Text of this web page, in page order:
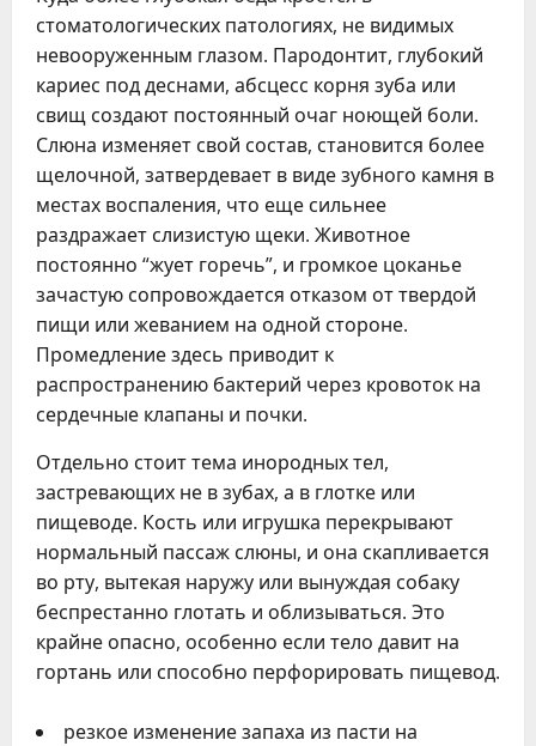
стоматологических патологиях, не видимых
невооруженным глазом. Пародонтит, глубокий
кариес под деснами, абсцесс корня зуба или
свищ создают постоянный очаг ноющей боли.
Слюна изменяет свой состав, становится более
щелочной, затвердевает в виде зубного камня в
местах воспаления, что еще сильнее
раздражает слизистую щеки. Животное
постоянно “жует горечь”, и громкое цоканье
зачастую сопровождается отказом от твердой
пищи или жеванием на одной стороне.
Промедление здесь приводит к
распространению бактерий через кровоток на
сердечные клапаны и почки.
Отдельно стоит тема инородных тел,
застревающих не в зубах, а в глотке или
пищеводе. Кость или игрушка перекрывают
нормальный пассаж слюны, и она скапливается
во рту, вытекая наружу или вынуждая собаку
беспрестанно глотать и облизываться. Это
крайне опасно, особенно если тело давит на
гортань или способно перфорировать пищевод.
резкое изменение запаха из пасти на